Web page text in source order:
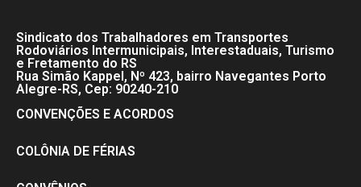
Sindicato dos Trabalhadores em Transportes
Rodoviários Intermunicipais, Interestaduais, Turismo
e Fretamento do RS
Rua Simão Kappel, Nº 423, bairro Navegantes Porto
Alegre-RS, Cep: 90240-210
CONVENÇÕES E ACORDOS
COLÔNIA DE FÉRIAS